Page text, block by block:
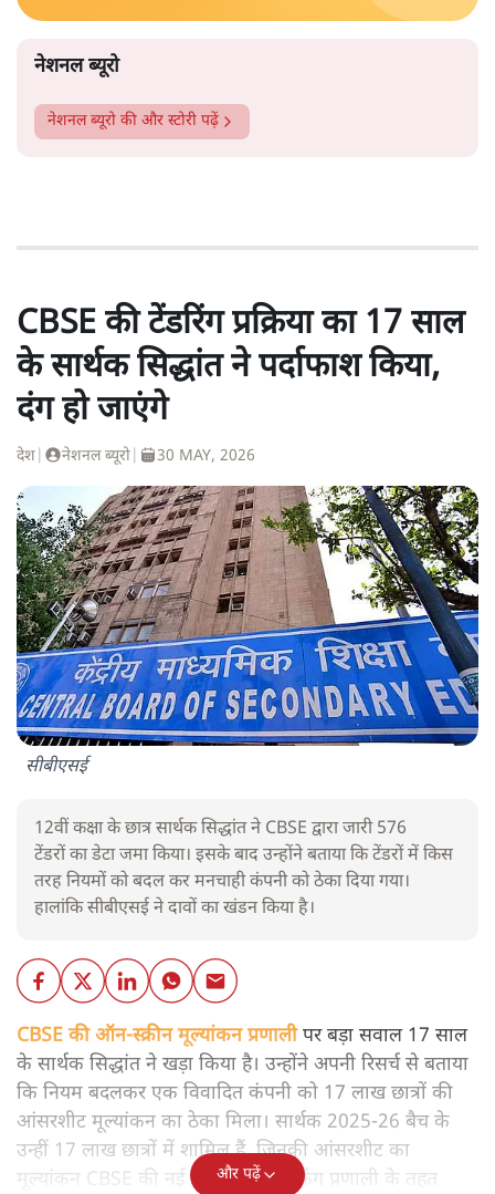
नेशनल ब्यूरो
नेशनल ब्यूरो की और स्टोरी पढ़ें
CBSE की टेंडरिंग प्रक्रिया का 17 साल
के सार्थक सिद्धांत ने पर्दाफाश किया,
दंग हो जाएंगे
देश नेशनल ब्यूरो 30 MAY, 2026
सीबीएसई
12वीं कक्षा के छात्र सार्थक सिद्धांत ने CBSE द्वारा जारी 576
टेंडरों का डेटा जमा किया। इसके बाद उन्होंने बताया कि टेंडरों में किस
तरह नियमों को बदल कर मनचाही कंपनी को ठेका दिया गया।
हालांकि सीबीएसई ने दावों का खंडन किया है।
CBSE की ऑन-स्क्रीन मूल्यांकन प्रणालीपर बड़ा सवाल 17 साल
के सार्थक सिद्धांत ने खड़ा किया है। उन्होंने अपनी रिसर्च से बताया
कि नियम बदलकर एक विवादित कंपनी को 17 लाख छात्रों की
आंसरशीट मूल्यांकन का ठेका मिला। सार्थक 2025-26 बैच के
उन्हीं 17 लाख छात्रों में शामिल हैं, जिनकी आंसरशीट का
मूल्यांकन CBSE की नई ऑन-स्क्रीन मार्किंग प्रणाली के तहत
और पढ़ें